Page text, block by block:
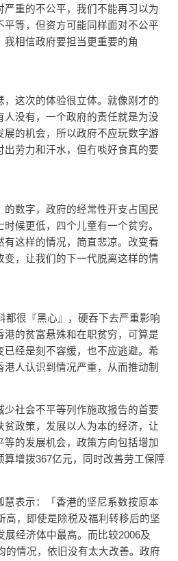
严重的不公平，我们不能再习以为
平等，但资方可能同样面对不公平
相信政府要担当更重要的角
，这次的体验很立体。就像刚才的
没有，一个政府的责任就是为没
的机会，所以政府不应玩数字游
劳力和汗水，但冇啖好食真的要
的数字，政府的经常性开支占国民
候更低，四个儿童有一个贫穷。
这样的情况，简直悲凉。改变看
，让我们的下一代脱离这样的情
都很『黑心』，硬吞下去严重影响
港的贫富悬殊和在职贫穷，可算是
已经是刻不容缓，也不应逃避。希
人认识到情况严重，从而推动制
少社会不平等列作施政报告的首要
政策，发展以人为本的经济，让
的发展机会，政策方向包括增加
增拨367亿元，同时改善劳工保障
慧表示：「香港的坚尼系数按原本
高，即使是除税及福利转移后的坚
展经济体中最高。而比较2006及
的情况，依旧没有太大改善。政府